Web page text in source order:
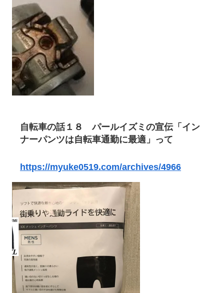
自転車の話１８ パールイズミの宣伝「イン
ナーパンツは自転車通勤に最適」って
https://myuke0519.com/archives/4966